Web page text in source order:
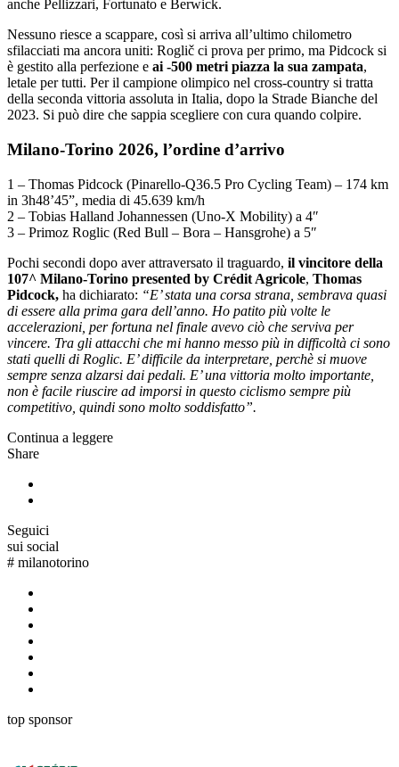
anche Pellizzari, Fortunato e Berwick.
Nessuno riesce a scappare, così si arriva all’ultimo chilometro
sfilacciati ma ancora uniti: Roglič ci prova per primo, ma Pidcock si
è gestito alla perfezione e ai -500 metri piazza la sua zampata,
letale per tutti. Per il campione olimpico nel cross-country si tratta
della seconda vittoria assoluta in Italia, dopo la Strade Bianche del
2023. Si può dire che sappia scegliere con cura quando colpire.
Milano-Torino 2026, l’ordine d’arrivo
1 – Thomas Pidcock (Pinarello-Q36.5 Pro Cycling Team) – 174 km
in 3h48’45”, media di 45.639 km/h
2 – Tobias Halland Johannessen (Uno-X Mobility) a 4″
3 – Primoz Roglic (Red Bull – Bora – Hansgrohe) a 5″
Pochi secondi dopo aver attraversato il traguardo, il vincitore della
107^ Milano-Torino presented by Crédit Agricole, Thomas
Pidcock, ha dichiarato: “E’ stata una corsa strana, sembrava quasi
di essere alla prima gara dell’anno. Ho patito più volte le
accelerazioni, per fortuna nel finale avevo ciò che serviva per
vincere. Tra gli attacchi che mi hanno messo più in difficoltà ci sono
stati quelli di Roglic. E’ difficile da interpretare, perchè si muove
sempre senza alzarsi dai pedali. E’ una vittoria molto importante,
non è facile riuscire ad imporsi in questo ciclismo sempre più
competitivo, quindi sono molto soddisfatto”.
Continua a leggere
Share
Seguici
sui social
# milanotorino
top sponsor